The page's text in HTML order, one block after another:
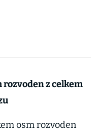
z celkem
osm rozvoden